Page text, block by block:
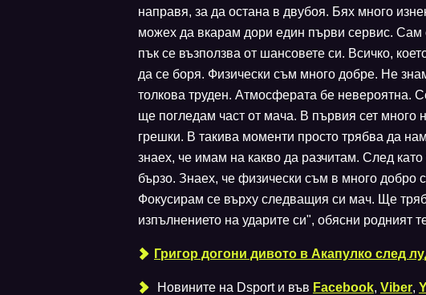
направя, за да остана в двубоя. Бях много
можех да вкарам дори един първи сервис.
пък се възползва от шансовете си. Всичко,
да се боря. Физически съм много добре. Не
толкова труден. Атмосферата бе невероятна.
ще погледам част от мача. В първия сет
грешки. В такива моменти просто трябва да
знаех, че имам на какво да разчитам. След
бързо. Знаех, че физически съм в много добро
Фокусирам се върху следващия си мач. Ще
изпълнението на ударите си", обясни родният
Григор догони дивото в Акапулко след
Новините на Dsport и във Facebook, Viber,